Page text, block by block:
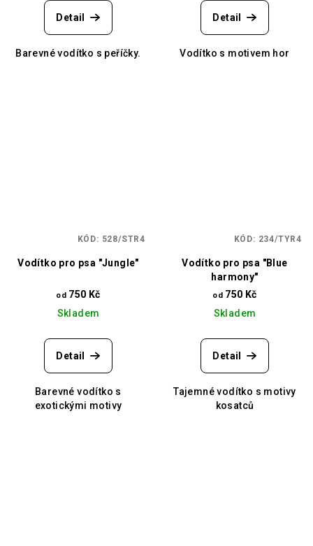
Detail
Barevné vodítko s peříčky.
Detail
Vodítko s motivem hor
Vodítko pro psa "Jungle"
od 750 Kč
Skladem
Detail
Barevné vodítko s
exotickými motivy
KÓD: 528/STR4
Vodítko pro psa "Blue
harmony"
od 750 Kč
Skladem
Detail
Tajemné vodítko s motivy
kosatců
KÓD: 234/TYR4